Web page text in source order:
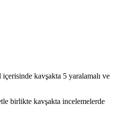
kavşakta 5 yaralamalı ve
birlikte kavşakta incelemelerde